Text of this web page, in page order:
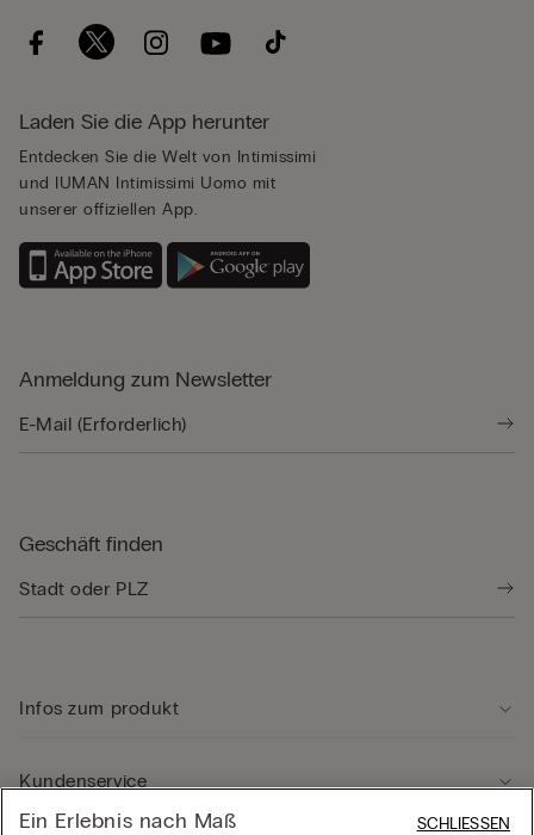
Laden Sie die App herunter
Entdecken Sie die Welt von Intimissimi
und IUMAN Intimissimi Uomo mit
unserer offiziellen App.
Anmeldung zum Newsletter
Geschäft finden
Infos zum produkt
Kundenservice
Ein Erlebnis nach Maß SCHLIESSEN